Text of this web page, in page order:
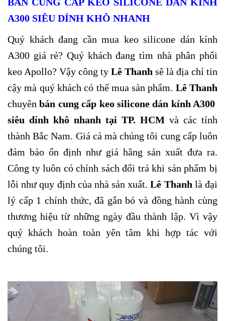
A300 SIÊU DÍNH KHÔ NHANH
Quý khách đang cần mua keo silicone dán kính
A300 giá rẻ? Quý khách đang tìm nhà phân phối
keo Apollo? Vậy công ty Lê Thanh sẽ là địa chỉ tin
cậy mà quý khách có thể mua sản phẩm. Lê Thanh
chuyênbán cung cấp keo silicone dán kính A300
siêu dính khô nhanh tại TP. HCM và các tỉnh
thành Bắc Nam. Giá cả mà chúng tôi cung cấp luôn
đảm bảo ổn định như giá hãng sản xuất đưa ra.
Công ty luôn có chính sách đổi trả khi sản phẩm bị
lỗi như quy định của nhà sản xuất.Lê Thanhlà đại
lý cấp 1 chính thức, đã gắn bó và đồng hành cùng
thương hiệu từ những ngày đầu thành lập. Vì vậy
quý khách hoàn toàn yên tâm khi hợp tác với
chúng tôi.